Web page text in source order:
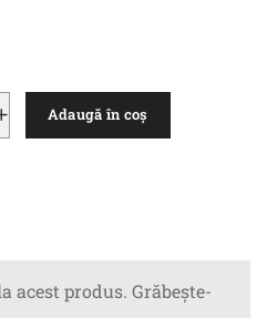
Adaugă în coș
acest produs. Grăbește-